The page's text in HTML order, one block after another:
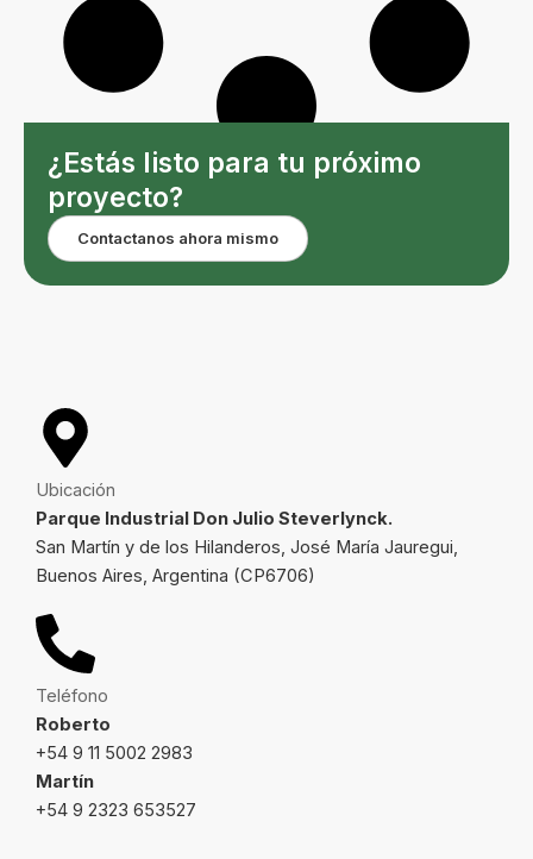
¿Estás listo para tu próximo
proyecto?
Contactanos ahora mismo
Ubicación
Parque Industrial Don Julio Steverlynck.
San Martín y de los Hilanderos, José María Jauregui,
Buenos Aires, Argentina (CP6706)
Teléfono
Roberto
+54 9 11 5002 2983
Martín
+54 9 2323 653527